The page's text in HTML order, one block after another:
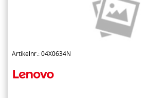
Artikelnr.: 04X0634N